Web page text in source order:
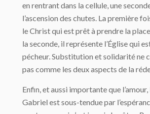
en rentrant dans la cellule, une
l’ascension des chutes. La première
le Christ qui est prêt à prendre la
la seconde, il représente l’Église qui
pécheur. Substitution et solidarité ne
pas comme les deux aspects de la
Enfin, et aussi importante que
Gabriel est sous-tendue par